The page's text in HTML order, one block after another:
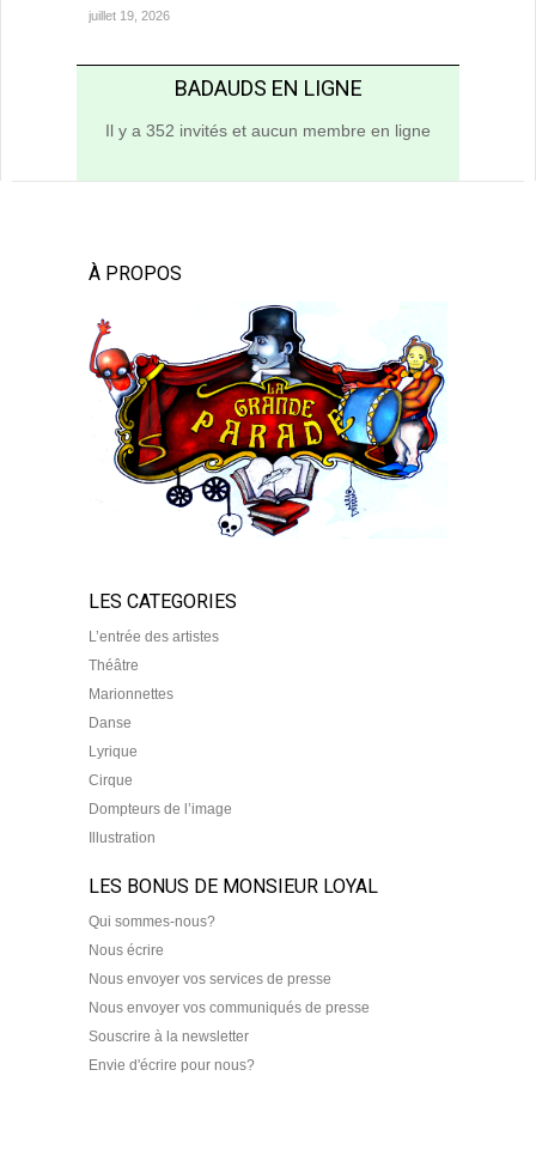
juillet 19, 2026
BADAUDS EN LIGNE
Il y a 352 invités et aucun membre en ligne
À PROPOS
LES CATEGORIES
L’entrée des artistes
Théâtre
Marionnettes
Danse
Lyrique
Cirque
Dompteurs de l’image
Illustration
LES BONUS DE MONSIEUR LOYAL
Qui sommes-nous?
Nous écrire
Nous envoyer vos services de presse
Nous envoyer vos communiqués de presse
Souscrire à la newsletter
Envie d'écrire pour nous?